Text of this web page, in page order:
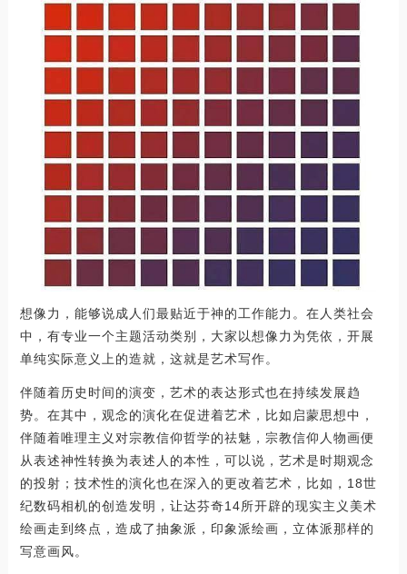
想像力，能够说成人们最贴近于神的工作能力。在人类社会
中，有专业一个主题活动类别，大家以想像力为凭依，开展
单纯实际意义上的造就，这就是艺术写作。
伴随着历史时间的演变，艺术的表达形式也在持续发展趋
势。在其中，观念的演化在促进着艺术，比如启蒙思想中，
伴随着唯理主义对宗教信仰哲学的祛魅，宗教信仰人物画便
从表述神性转换为表述人的本性，可以说，艺术是时期观念
的投射；技术性的演化也在深入的更改着艺术，比如，18世
纪数码相机的创造发明，让达芬奇14所开辟的现实主义美术
绘画走到终点，造成了抽象派，印象派绘画，立体派那样的
写意画风。